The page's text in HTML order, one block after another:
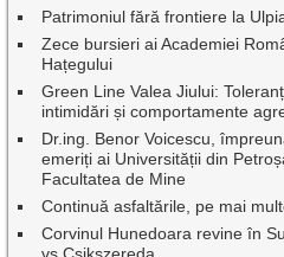
Patrimoniul fără frontiere la
Zece bursieri ai Academiei
Hațegului
Green Line Valea Jiului:
intimidări și comportamente
Dr.ing. Benor Voicescu,
emeriți ai Universității din
Facultatea de Mine
Continuă asfaltările, pe mai
Corvinul Hunedoara revine în
vs Csikszereda